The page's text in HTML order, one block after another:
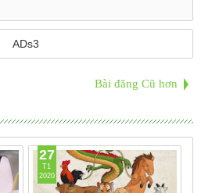
ADs3
Bài đăng Cũ hơn
27
T1
2020